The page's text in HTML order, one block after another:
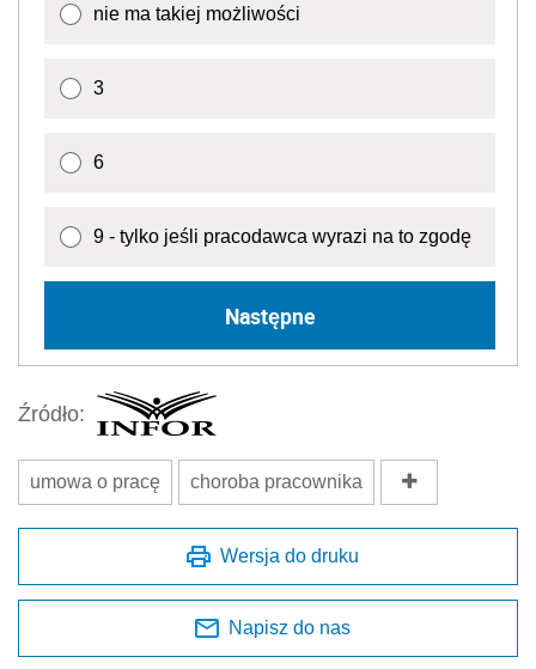
nie ma takiej możliwości
3
6
9 - tylko jeśli pracodawca wyrazi na to zgodę
Następne
Źródło:
umowa o pracę choroba pracownika
Wersja do druku
Napisz do nas